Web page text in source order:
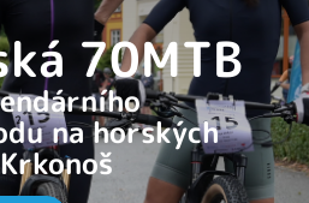
70MTB
na horských